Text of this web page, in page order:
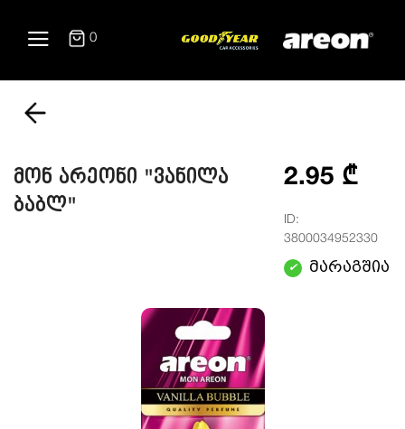
0
მონ არეონი "ვანილა
ბაბლ"
2.95 ₾
ID:
3800034952330
✔ მარაგშია